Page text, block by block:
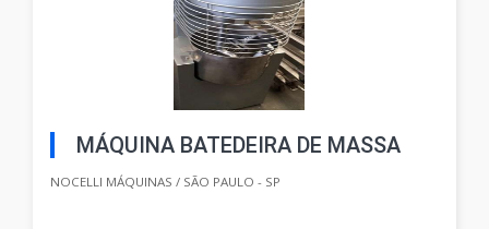
MÁQUINA BATEDEIRA DE MASSA
NOCELLI MÁQUINAS / SÃO PAULO - SP